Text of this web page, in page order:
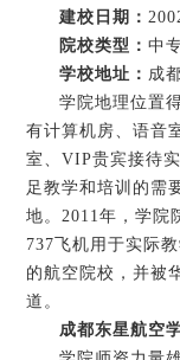
建校日期：
院校类型：中
学校地址： 成
学院地理位置
有计算机房、语音
室、VIP贵宾接待
足教学和培训的需
地。2011年，学院
737飞机用于实际
的航空院校，并被
道。
成都东星航空